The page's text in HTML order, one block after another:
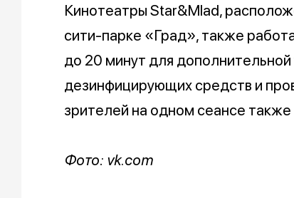
Кинотеатры Star&Mlad,
сити-парке «Град», также
до 20 минут для
дезинфицирующих средств и
зрителей на одном сеансе
Фото: vk.com